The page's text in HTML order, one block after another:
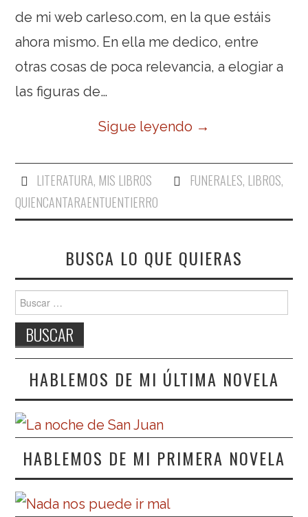
de mi web carleso.com, en la que estáis
ahora mismo. En ella me dedico, entre
otras cosas de poca relevancia, a elogiar a
las figuras de…
Sigue leyendo →
LITERATURA, MIS LIBROS FUNERALES, LIBROS,
QUIENCANTARAENTUENTIERRO
BUSCA LO QUE QUIERAS
Buscar:
HABLEMOS DE MI ÚLTIMA NOVELA
HABLEMOS DE MI PRIMERA NOVELA